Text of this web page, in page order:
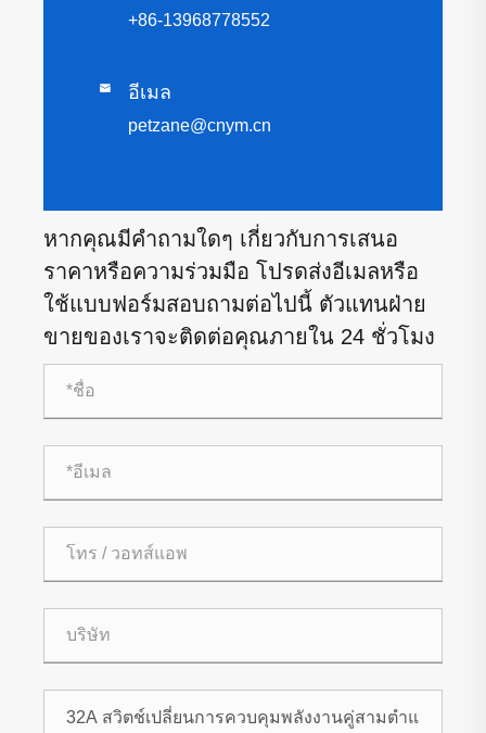
+86-13968778552
 อีเมล
petzane@cnym.cn
หากคุณมีคำถามใดๆ เกี่ยวกับการเสนอ
ราคาหรือความร่วมมือ โปรดส่งอีเมลหรือ
ใช้แบบฟอร์มสอบถามต่อไปนี้ ตัวแทนฝ่าย
ขายของเราจะติดต่อคุณภายใน 24 ชั่วโมง